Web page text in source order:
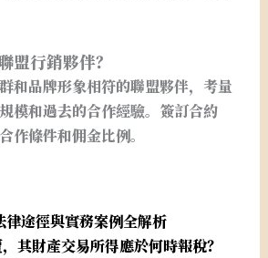
盟行銷夥伴？
和品牌形象相符的聯盟夥伴，考量
模和過去的合作經驗。簽訂合約
作條件和佣金比例。
律途徑與實務案例全解析
其財產交易所得應於何時報稅？